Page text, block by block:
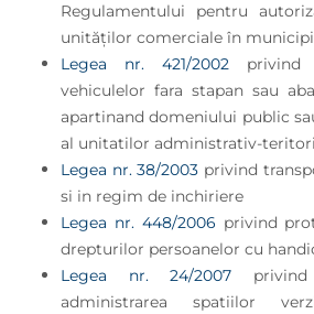
Regulamentului pentru
unităţilor comerciale în
Legea nr. 421/2002 privind
vehiculelor fara stapan sau
apartinand domeniului public
al unitatilor administrativ-
Legea nr. 38/2003 privind
si in regim de inchiriere
Legea nr. 448/2006 privind
drepturilor persoanelor cu
Legea nr. 24/2007 privind
administrarea spatiilor